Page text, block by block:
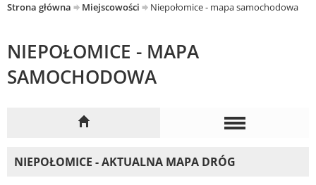
Strona główna Miejscowości Niepołomice - mapa samochodowa
NIEPOŁOMICE - MAPA
SAMOCHODOWA
NIEPOŁOMICE - AKTUALNA MAPA DRÓG